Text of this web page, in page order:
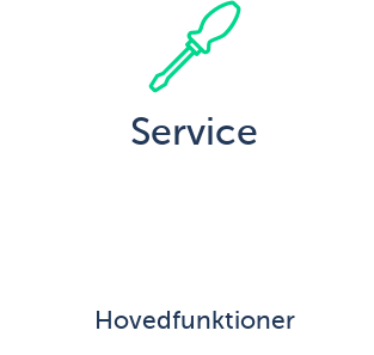
Service
Hovedfunktioner